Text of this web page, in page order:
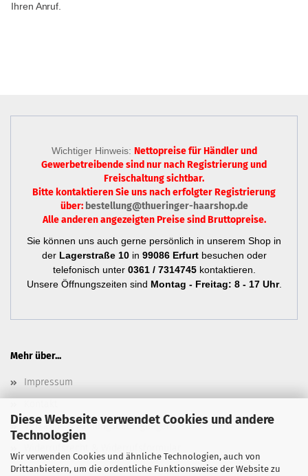
Diese Webseite verwendet Cookies und andere
Technologien
Wir verwenden Cookies und ähnliche Technologien, auch von
Drittanbietern, um die ordentliche Funktionsweise der Website zu
Ihren Anruf.
Wichtiger Hinweis: Nettopreise für Händler und
Gewerbetreibende sind nurnach Registrierungund
Freischaltung sichtbar.
Bitte kontaktieren Sie uns nach erfolgter Registrierung
über: bestellung@thueringer-haarshop.de
Alle anderen angezeigten Preise sind Bruttopreise.
Sie können uns auch gerne persönlich in unserem Shop in
der Lagerstraße 10in 99086 Erfurtbesuchen oder
telefonisch unter 0361 / 7314745kontaktieren.
Unsere Öffnungszeiten sind Montag - Freitag: 8 - 17 Uhr.
Mehr über...
Impressum
Versand- & Zahlungsbedingungen
Newsletter